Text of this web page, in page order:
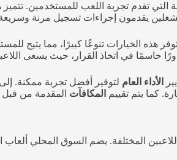
التي تقدم تجربة اللعب للمستخدمين.
هذه الخيارات تنوعًا كبيرًا، مما يتيح
الأداء العام لتوفير أفضل تجربة ممكنة.
كما يتم تقييم
المكافآت
المختلفة. يضم السوق المحلي ألعاب